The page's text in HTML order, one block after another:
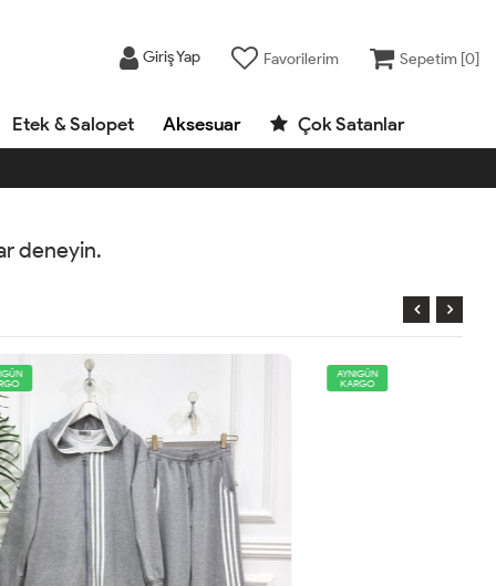
Giriş Yap Favorilerim Sepetim [0]
Etek & Salopet Aksesuar Çok Satanlar
deneyin.